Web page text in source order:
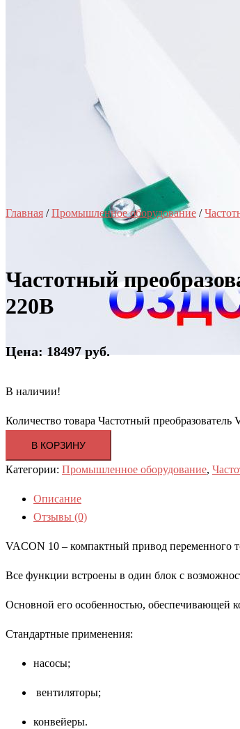
Главная /Промышленное оборудование /
Частотный
220В
Цена: 18497 руб.
В наличии!
Количество товара Частотный
В КОРЗИНУ
Категории: Промышленное оборудование,
Описание
Отзывы (0)
VACON 10 – компактный привод переменного
Все функции встроены в один блок с
Основной его особенностью, обеспечивающей
Стандартные применения:
насосы;
вентиляторы;
конвейеры.